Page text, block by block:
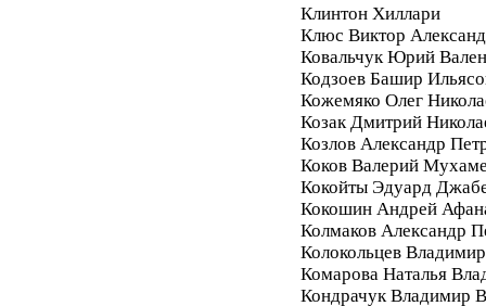
Клинтон Хиллари
Клюс Виктор
Ковальчук Юрий
Кодзоев Башир
Кожемяко Олег
Козак Дмитрий
Козлов Александр
Коков Валерий
Кокойты Эдуард
Кокошин Андрей
Колмаков Александр
Колокольцев
Комарова Наталья
Кондрачук Владимир